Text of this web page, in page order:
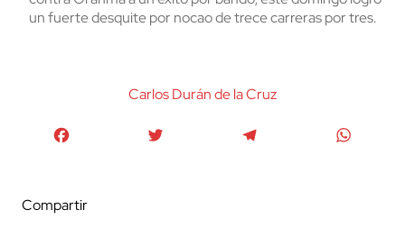
un fuerte desquite por nocao de trece carreras por tres.
Carlos Durán de la Cruz
Compartir